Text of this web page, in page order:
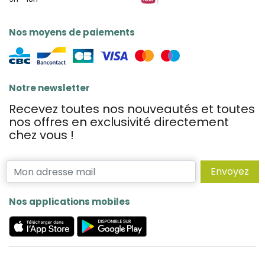
Nos moyens de paiements
Notre newsletter
Recevez toutes nos nouveautés et toutes
nos offres en exclusivité directement
chez vous !
Envoyez
Nos applications mobiles